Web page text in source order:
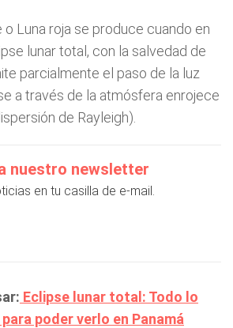
o Luna roja se produce cuando en
lunar total, con la salvedad de
parcialmente el paso de la luz
a través de la atmósfera enrojece
de Rayleigh).
nuestro newsletter
en tu casilla de e-mail.
Eclipse lunar total: Todo lo
poder verlo en Panamá